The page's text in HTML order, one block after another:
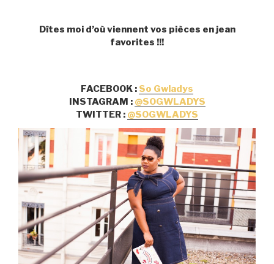
Dîtes moi d’où viennent vos pièces en jean
favorites !!!
FACEBOOK : So Gwladys
INSTAGRAM : @SOGWLADYS
TWITTER : @SOGWLADYS